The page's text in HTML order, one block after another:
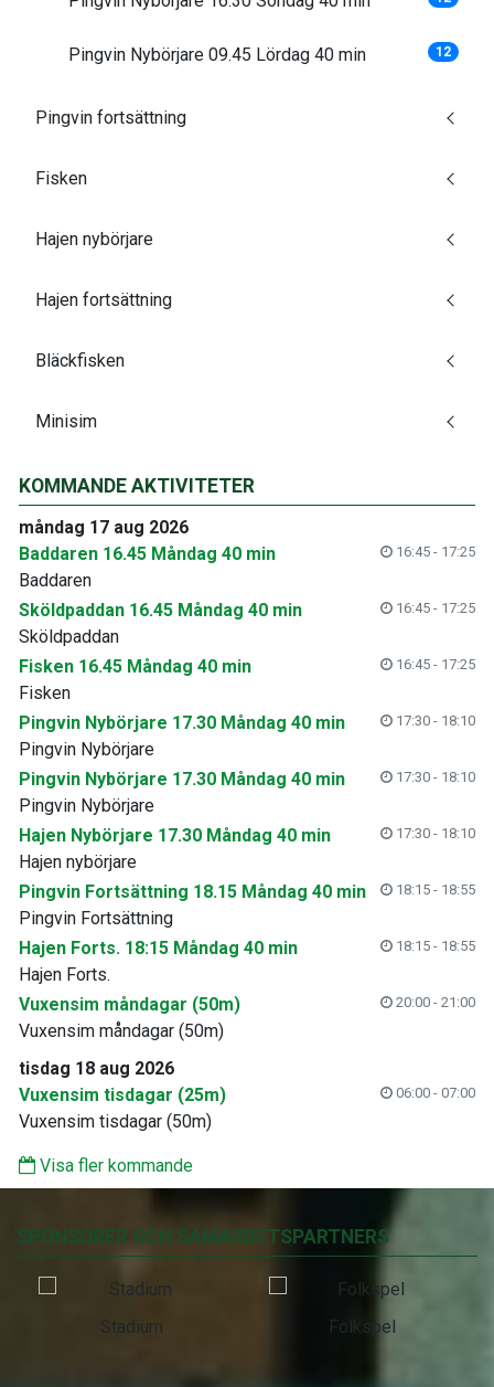
Pingvin Nybörjare 09.45 Lördag 40 min 12
Pingvin fortsättning
Fisken
Hajen nybörjare
Hajen fortsättning
Bläckfisken
Minisim
KOMMANDE AKTIVITETER
måndag 17 aug 2026
Baddaren 16.45 Måndag 40 min
16:45 - 17:25
Baddaren
Sköldpaddan 16.45 Måndag 40 min
16:45 - 17:25
Sköldpaddan
Fisken 16.45 Måndag 40 min
16:45 - 17:25
Fisken
Pingvin Nybörjare 17.30 Måndag 40 min
17:30 - 18:10
Pingvin Nybörjare
Pingvin Nybörjare 17.30 Måndag 40 min
17:30 - 18:10
Pingvin Nybörjare
Hajen Nybörjare 17.30 Måndag 40 min
17:30 - 18:10
Hajen nybörjare
Pingvin Fortsättning 18.15 Måndag 40 min
18:15 - 18:55
Pingvin Fortsättning
Hajen Forts. 18:15 Måndag 40 min
18:15 - 18:55
Hajen Forts.
Vuxensim måndagar (50m)
20:00 - 21:00
Vuxensim måndagar (50m)
tisdag 18 aug 2026
Vuxensim tisdagar (25m)
06:00 - 07:00
Vuxensim tisdagar (50m)
Visa fler kommande
SPONSORER OCH SAMARBETSPARTNERS
Stadium Folkspel